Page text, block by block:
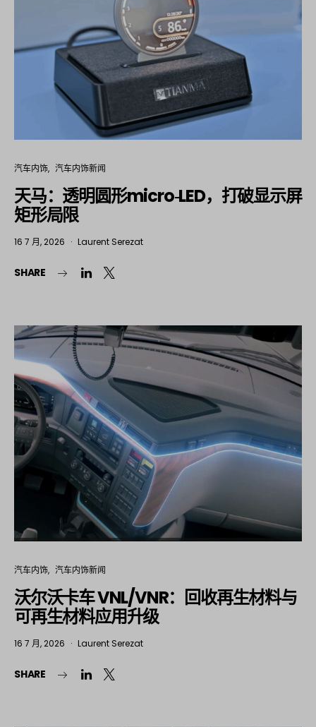
汽车内饰 汽车内饰新闻
天马：透明圆形micro‑LED，打破显示屏
矩形局限
16 7 月, 2026 Laurent Serezat
SHARE
汽车内饰 汽车内饰新闻
沃尔沃卡车 VNL/VNR：回收再生材料与
可再生材料应用升级
16 7 月, 2026 Laurent Serezat
SHARE